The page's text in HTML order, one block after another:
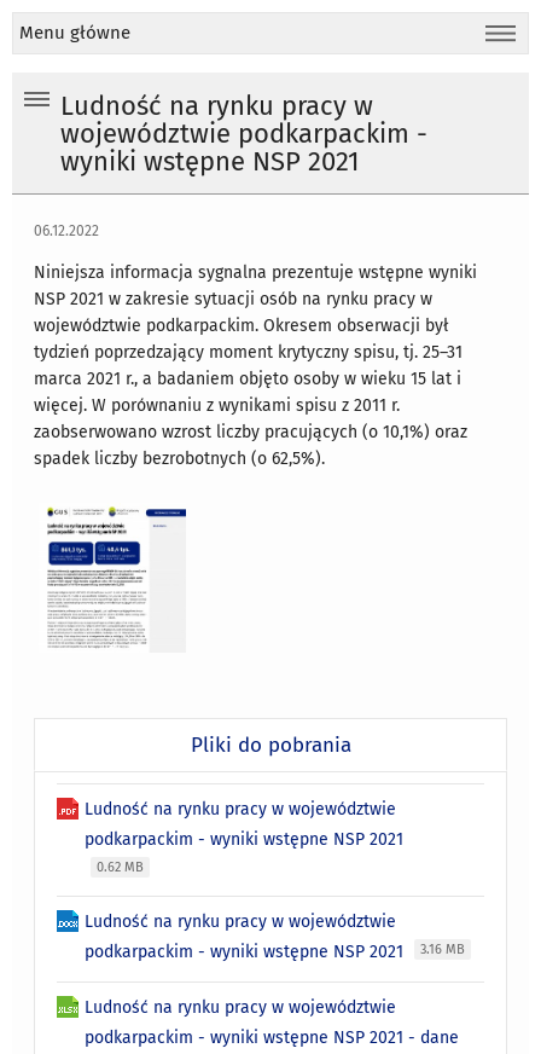
Menu główne
Ludność na rynku pracy w
województwie podkarpackim -
wyniki wstępne NSP 2021
06.12.2022
Niniejsza informacja sygnalna prezentuje wstępne wyniki
NSP 2021 w zakresie sytuacji osób na rynku pracy w
województwie podkarpackim. Okresem obserwacji był
tydzień poprzedzający moment krytyczny spisu, tj. 25–31
marca 2021 r., a badaniem objęto osoby w wieku 15 lat i
więcej. W porównaniu z wynikami spisu z 2011 r.
zaobserwowano wzrost liczby pracujących (o 10,1%) oraz
spadek liczby bezrobotnych (o 62,5%).
Pliki do pobrania
Ludność na rynku pracy w województwie
podkarpackim - wyniki wstępne NSP 2021
0.62 MB
Ludność na rynku pracy w województwie
podkarpackim - wyniki wstępne NSP 2021
3.16 MB
Ludność na rynku pracy w województwie
podkarpackim - wyniki wstępne NSP 2021 - dane